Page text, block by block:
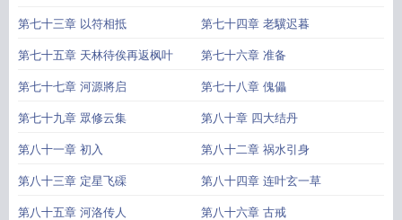
第七十三章 以符相抵 第七十四章 老驥迟暮
第七十五章 天林待俟再返枫叶 第七十六章 准备
第七十七章 河源將启 第七十八章 傀儡
第七十九章 眾修云集 第八十章 四大结丹
第八十一章 初入 第八十二章 祸水引身
第八十三章 定星飞磲 第八十四章 连叶玄一草
第八十五章 河洛传人 第八十六章 古戒